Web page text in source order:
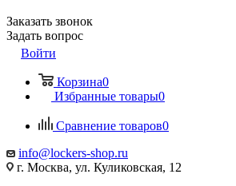
Заказать звонок
Задать вопрос
Войти
Корзина0
Избранные товары0
Сравнение товаров0
info@lockers-shop.ru
г. Москва, ул. Куликовская, 12